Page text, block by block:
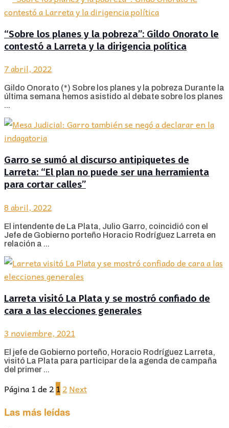
“Sobre los planes y la pobreza”: Gildo Onorato le
contestó a Larreta y la dirigencia política
7 abril, 2022
Gildo Onorato (*) Sobre los planes y la pobreza Durante la
última semana hemos asistido al debate sobre los planes
...
Garro se sumó al discurso antipiquetes de
Larreta: “El plan no puede ser una herramienta
para cortar calles”
8 abril, 2022
El intendente de La Plata, Julio Garro, coincidió con el
Jefe de Gobierno porteño Horacio Rodríguez Larreta en
relación a ...
Larreta visitó La Plata y se mostró confiado de
cara a las elecciones generales
3 noviembre, 2021
El jefe de Gobierno porteño, Horacio Rodríguez Larreta,
visitó La Plata para participar de la agenda de campaña
del primer ...
Página 1 de 2 1 2Next
Las más leídas